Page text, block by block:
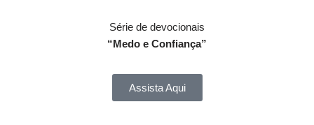
Série de devocionais
“Medo e Confiança”
Assista Aqui